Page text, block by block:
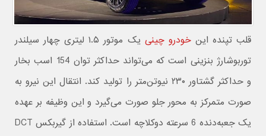
قلب تپنده اینخودرو چینی
یک موتور ۱.۵ لیتری چهار سیلندر
توربوشارژ بنزینی است که می‌تواند حداکثر توان 154 اسب بخار
و حداکثر گشتاور ۲۳۰ نیوتن‌متر را تولید کند. انتقال این نیرو به
صورت متمرکز به محور جلو صورت می‌گیرد و این وظیفه بر عهده
یک جعبه‌دنده 6 سرعته دوکلاچه است. استفاده از گیربکس DCT